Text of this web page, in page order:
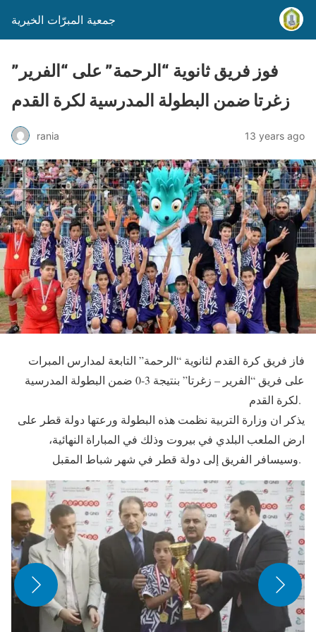
جمعية المبرّات الخيرية
فوز فريق ثانوية “الرحمة” على “الفرير”
زغرتا ضمن البطولة المدرسية لكرة القدم
rania 13 years ago
فاز فريق كرة القدم لثانوية “الرحمة” التابعة لمدارس المبرات
على فريق “الفرير – زغرتا” بنتيجة 3-0 ضمن البطولة المدرسية
لكرة القدم.
يذكر ان وزارة التربية نظمت هذه البطولة ورعتها دولة قطر على
ارض الملعب البلدي في بيروت وذلك في المباراة النهائية،
وسيسافر الفريق إلى دولة قطر في شهر شباط المقبل.